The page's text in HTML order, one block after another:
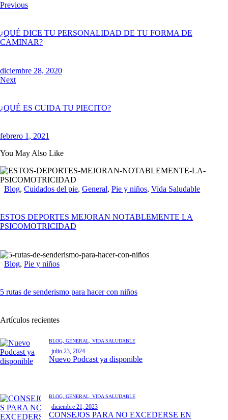
Previous
¿QUÉ DICE TU PERSONALIDAD DE TU FORMA DE
CAMINAR?
diciembre 28, 2020
Next
¿QUÉ ES CUIDA TU PIECITO?
febrero 1, 2021
You May Also Like
Blog, Cuidados del pie, General, Pie y niños, Vida Saludable
ESTOS DEPORTES MEJORAN NOTABLEMENTE LA
PSICOMOTRICIDAD
Blog, Pie y niños
5 rutas de senderismo para hacer con niños
Artículos recientes
BLOG, GENERAL, VIDA SALUDABLE
julio 23, 2024
Nuevo Podcast ya disponible
BLOG, GENERAL, VIDA SALUDABLE
diciembre 21, 2023
CONSEJOS PARA NO EXCEDERSE EN